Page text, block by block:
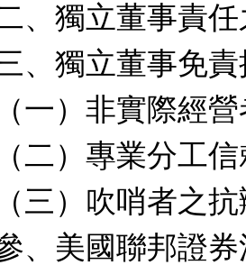
、獨立董事責
、獨立董事免
（一）非實際經
（二）專業分工
（三）吹哨者之
、美國聯邦證